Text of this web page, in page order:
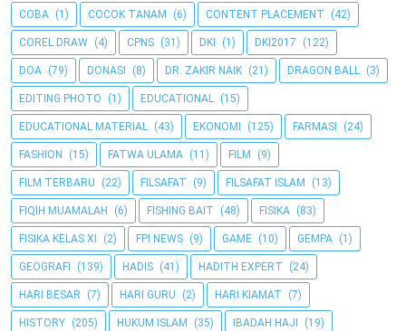
COBA (1) COCOK TANAM (6) CONTENT PLACEMENT (42)
COREL DRAW (4) CPNS (31) DKI (1) DKI2017 (122)
DOA (79) DONASI (8) DR. ZAKIR NAIK (21) DRAGON BALL (3)
EDITING PHOTO (1) EDUCATIONAL (15)
EDUCATIONAL MATERIAL (43) EKONOMI (125) FARMASI (24)
FASHION (15) FATWA ULAMA (11) FILM (9)
FILM TERBARU (22) FILSAFAT (9) FILSAFAT ISLAM (13)
FIQIH MUAMALAH (6) FISHING BAIT (48) FISIKA (83)
FISIKA KELAS XI (2) FPI NEWS (9) GAME (10) GEMPA (1)
GEOGRAFI (139) HADIS (41) HADITH EXPERT (24)
HARI BESAR (7) HARI GURU (2) HARI KIAMAT (7)
HISTORY (205) HUKUM ISLAM (35) IBADAH HAJI (19)